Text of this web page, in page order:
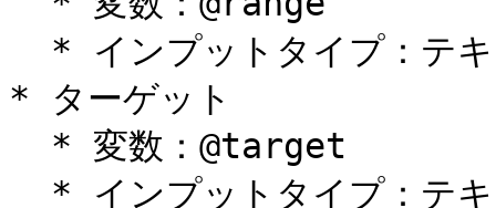
* ターゲット